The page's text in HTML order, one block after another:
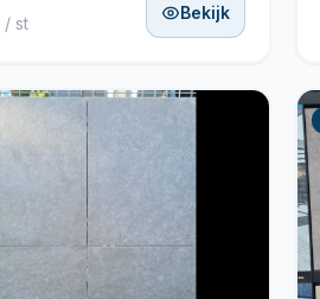
/ st
Bekijk